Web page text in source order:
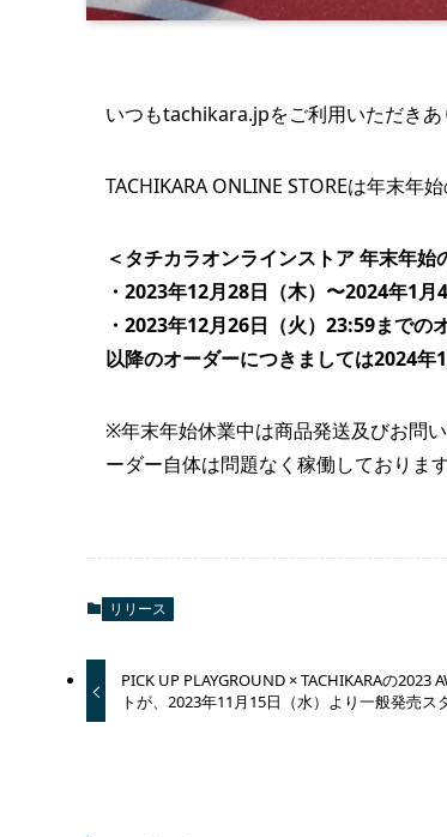
いつもtachikara.jpをご利用いただきあ
TACHIKARA ONLINE STOREは年末年
＜タチカラオンラインストア 年末年始
・2023年12月28日（木）〜2024年1
・2023年12月26日（火）23:59まで
以降のオーダーにつきましては2024
※年末年始休業中は商品発送及びお問
ーダー自体は問題なく稼働しております
リリース
PICK UP PLAYGROUND × TACHIKARAの2023
トが、2023年11月15日（水）より一般発売ス